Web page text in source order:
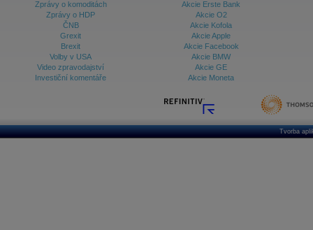
Zprávy o komoditách
Zprávy o HDP
ČNB
Grexit
Brexit
Volby v USA
Video zpravodajství
Investiční komentáře
Akcie Erste Bank
Akcie O2
Akcie Kofola
Akcie Apple
Akcie Facebook
Akcie BMW
Akcie GE
Akcie Moneta
Tvorba